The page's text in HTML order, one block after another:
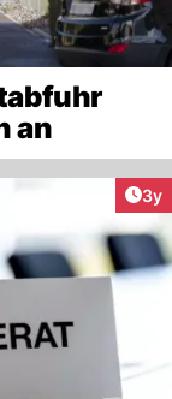
an
3y